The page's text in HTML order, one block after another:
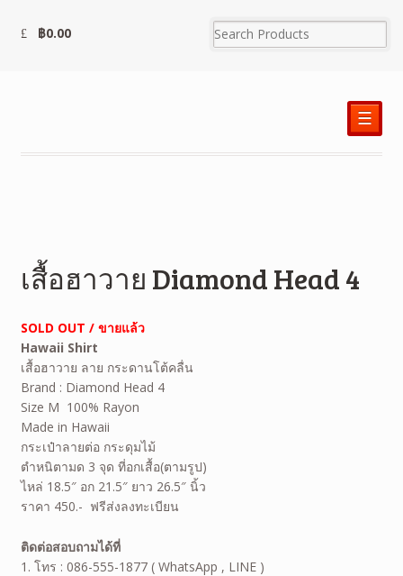
฿0.00
☰
เสื้อฮาวาย Diamond Head 4
SOLD OUT / ขายแล้ว
Hawaii Shirt
เสื้อฮาวาย ลาย กระดานโต้คลื่น
Brand : Diamond Head 4
Size M 100% Rayon
Made in Hawaii
กระเป๋าลายต่อ กระดุมไม้
ตำหนิตามด 3 จุด ที่อกเสื้อ(ตามรูป)
ไหล่ 18.5″ อก 21.5″ ยาว 26.5″ นิ้ว
ราคา 450.- ฟรีส่งลงทะเบียน
ติดต่อสอบถามได้ที่
1. โทร : 086-555-1877 ( WhatsApp , LINE )